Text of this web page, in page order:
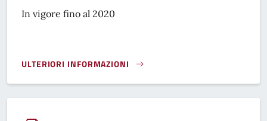
In vigore fino al 2020
ULTERIORI INFORMAZIONI
IMPOSTA SULLA PUBBLICITÀ (FINO AL 2020)}